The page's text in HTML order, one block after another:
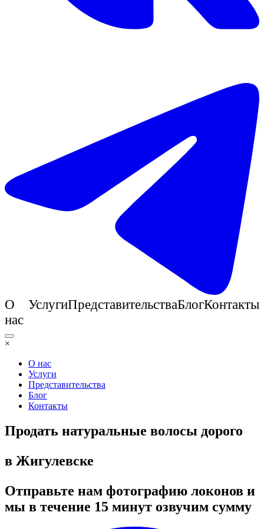
О
нас
УслугиПредставительстваБлогКонтакты
×
О нас
Услуги
Представительства
Блог
Контакты
Продать натуральные волосы дорого
в Жигулевске
Отправьте нам фотографию локонов и
мы в течение 15 минут озвучим сумму